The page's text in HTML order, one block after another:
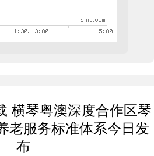
横琴粤澳深度合作区琴
老服务标准体系今日发
布